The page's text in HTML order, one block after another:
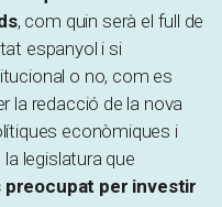
, com quin serà el full de
espanyol i si
o no, com es
la redacció de la nova
econòmiques i
legislatura que
preocupat per investir